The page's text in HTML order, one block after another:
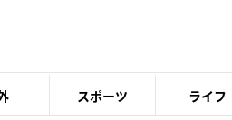
スポーツ ライフ